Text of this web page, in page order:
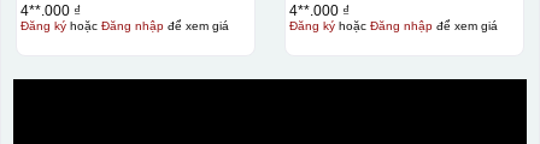
4**.000 ₫
Đăng kýhoặc Đăng nhậpđể xem giá
4**.000 ₫
Đăng kýhoặc Đăng nhậpđể xem giá